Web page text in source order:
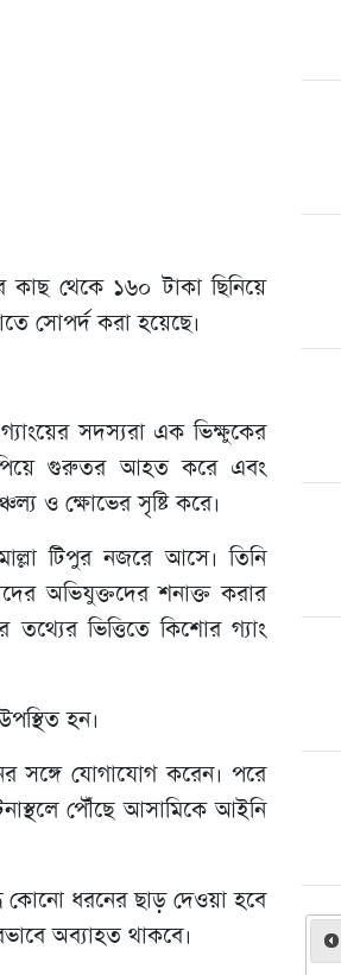
থেকে ১৬০ টাকা ছিনিয়ে
সোপর্দ করা হয়েছে।
সদস্যরা এক ভিক্ষুকের
কুপিয়ে গুরুতর আহত করে এবং
ও ক্ষোভের সৃষ্টি করে।
টিপুর নজরে আসে। তিনি
অভিযুক্তদের শনাক্ত করার
ভিত্তিতে কিশোর গ্যাং
হন।
সঙ্গে যোগাযোগ করেন। পরে
পৌঁছে আসামিকে আইনি
কোনো ধরনের ছাড় দেওয়া হবে
অব্যাহত থাকবে।